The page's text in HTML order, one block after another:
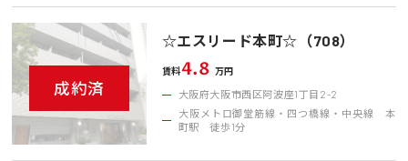
成約済
☆エスリード本町☆（708）
賃料4.8 万円
大阪府大阪市西区阿波座1丁目2-2
大阪メトロ御堂筋線・四つ橋線・中央線 本
町駅 徒歩1分